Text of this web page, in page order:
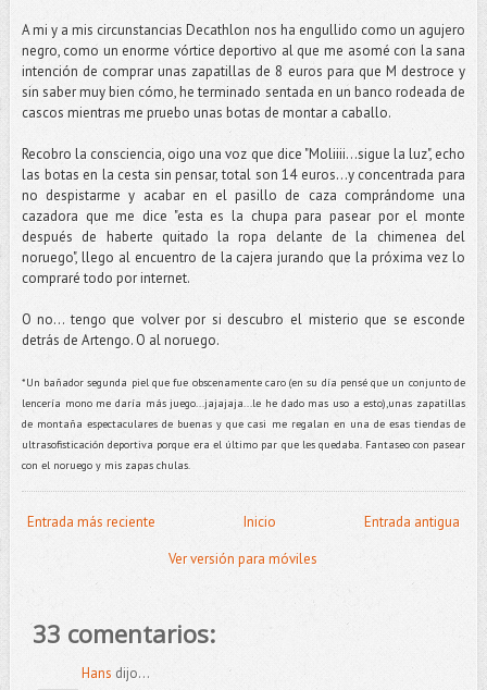
A mi y a mis circunstancias Decathlon nos ha engullido como un agujero
negro, como un enorme vórtice deportivo al que me asomé con la sana
intención de comprar unas zapatillas de 8 euros para que M destroce y
sin saber muy bien cómo, he terminado sentada en un banco rodeada de
cascos mientras me pruebo unas botas de montar a caballo.
Recobro la consciencia, oigo una voz que dice "Moliiii...sigue la luz", echo
las botas en la cesta sin pensar, total son 14 euros...y concentrada para
no despistarme y acabar en el pasillo de caza comprándome una
cazadora que me dice "esta es la chupa para pasear por el monte
después de haberte quitado la ropa delante de la chimenea del
noruego", llego al encuentro de la cajera jurando que la próxima vez lo
compraré todo por internet.
O no... tengo que volver por si descubro el misterio que se esconde
detrás de Artengo. O al noruego.
*Un bañador segunda piel que fue obscenamente caro (en su día pensé que un conjunto de
lencería mono me daría más juego...jajajaja...le he dado mas uso a esto),unas zapatillas
de montaña espectaculares de buenas y que casi me regalan en una de esas tiendas de
ultrasofisticación deportiva porque era el último par que les quedaba. Fantaseo con pasear
con el noruego y mis zapas chulas.
Entrada más reciente Entrada antigua
Inicio
Ver versión para móviles
33 comentarios:
Hans dijo...